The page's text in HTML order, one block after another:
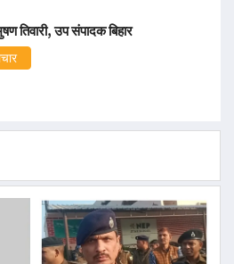
तिवारी, उप संपादक बिहार